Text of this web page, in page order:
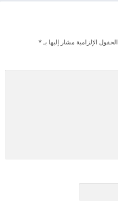
الحقول الإلزامية مشار إليها بـ*